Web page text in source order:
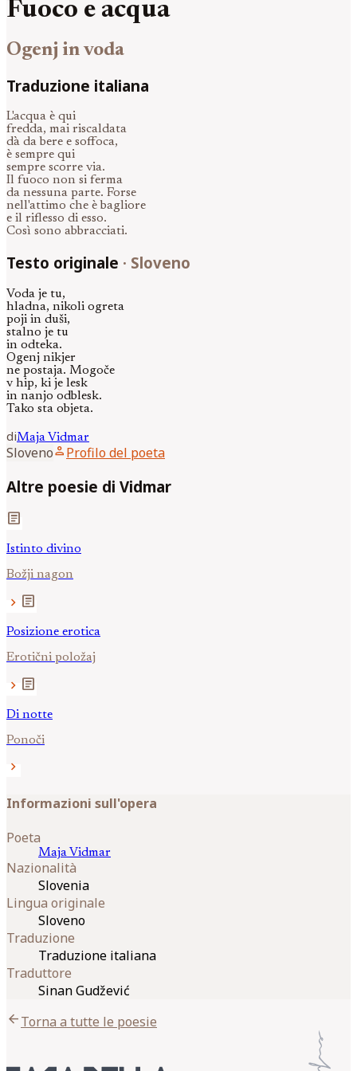
Fuoco e acqua
Ogenj in voda
Traduzione italiana
L'acqua è qui
fredda, mai riscaldata
dà da bere e soffoca,
è sempre qui
sempre scorre via.
Il fuoco non si ferma
da nessuna parte. Forse
nell'attimo che è bagliore
e il riflesso di esso.
Così sono abbracciati.
Testo originale · Sloveno
Voda je tu,
hladna, nikoli ogreta
poji in duši,
stalno je tu
in odteka.
Ogenj nikjer
ne postaja. Mogoče
v hip, ki je lesk
in nanjo odblesk.
Tako sta objeta.
diMaja Vidmar
Slovenoperson Profilo del poeta
Altre poesie di Vidmar
article
Istinto divino
Božji nagon
chevron_right article
Posizione erotica
Erotični položaj
chevron_right article
Di notte
Ponoči
chevron_right
Informazioni sull'opera
Poeta
Maja Vidmar
Nazionalità
Slovenia
Lingua originale
Sloveno
Traduzione
Traduzione italiana
Traduttore
Sinan Gudžević
arrow_backTorna a tutte le poesie